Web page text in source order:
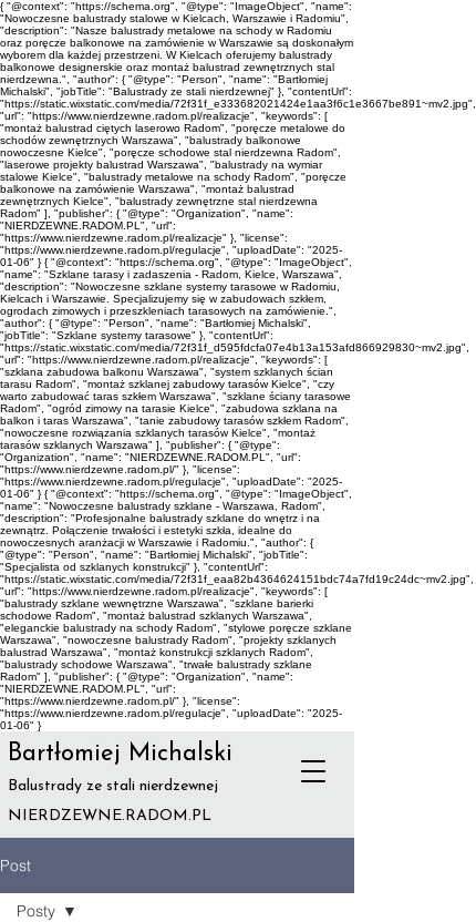
{ "@context": "https://schema.org", "@type": "ImageObject", "name":
"Nowoczesne balustrady stalowe w Kielcach, Warszawie i Radomiu",
"description": "Nasze balustrady metalowe na schody w Radomiu
oraz poręcze balkonowe na zamówienie w Warszawie są doskonałym
wyborem dla każdej przestrzeni. W Kielcach oferujemy balustrady
balkonowe designerskie oraz montaż balustrad zewnętrznych stal
nierdzewna.", "author": { "@type": "Person", "name": "Bartłomiej
Michalski", "jobTitle": "Balustrady ze stali nierdzewnej" }, "contentUrl":
"https://static.wixstatic.com/media/72f31f_e333682021424e1aa3f6c1e3667be891~mv2.jpg",
"url": "https://www.nierdzewne.radom.pl/realizacje", "keywords": [
"montaż balustrad ciętych laserowo Radom", "poręcze metalowe do
schodów zewnętrznych Warszawa", "balustrady balkonowe
nowoczesne Kielce", "poręcze schodowe stal nierdzewna Radom",
"laserowe projekty balustrad Warszawa", "balustrady na wymiar
stalowe Kielce", "balustrady metalowe na schody Radom", "poręcze
balkonowe na zamówienie Warszawa", "montaż balustrad
zewnętrznych Kielce", "balustrady zewnętrzne stal nierdzewna
Radom" ], "publisher": { "@type": "Organization", "name":
"NIERDZEWNE.RADOM.PL", "url":
"https://www.nierdzewne.radom.pl/realizacje" }, "license":
"https://www.nierdzewne.radom.pl/regulacje", "uploadDate": "2025-
01-06" } { "@context": "https://schema.org", "@type": "ImageObject",
"name": "Szklane tarasy i zadaszenia - Radom, Kielce, Warszawa",
"description": "Nowoczesne szklane systemy tarasowe w Radomiu,
Kielcach i Warszawie. Specjalizujemy się w zabudowach szkłem,
ogrodach zimowych i przeszkleniach tarasowych na zamówienie.",
"author": { "@type": "Person", "name": "Bartłomiej Michalski",
"jobTitle": "Szklane systemy tarasowe" }, "contentUrl":
"https://static.wixstatic.com/media/72f31f_d595fdcfa07e4b13a153afd866929830~mv2.jpg",
"url": "https://www.nierdzewne.radom.pl/realizacje", "keywords": [
"szklana zabudowa balkonu Warszawa", "system szklanych ścian
tarasu Radom", "montaż szklanej zabudowy tarasów Kielce", "czy
warto zabudować taras szkłem Warszawa", "szklane ściany tarasowe
Radom", "ogród zimowy na tarasie Kielce", "zabudowa szklana na
balkon i taras Warszawa", "tanie zabudowy tarasów szkłem Radom",
"nowoczesne rozwiązania szklanych tarasów Kielce", "montaż
tarasów szklanych Warszawa" ], "publisher": { "@type":
"Organization", "name": "NIERDZEWNE.RADOM.PL", "url":
"https://www.nierdzewne.radom.pl/" }, "license":
"https://www.nierdzewne.radom.pl/regulacje", "uploadDate": "2025-
01-06" } { "@context": "https://schema.org", "@type": "ImageObject",
"name": "Nowoczesne balustrady szklane - Warszawa, Radom",
"description": "Profesjonalne balustrady szklane do wnętrz i na
zewnątrz. Połączenie trwałości i estetyki szkła, idealne do
nowoczesnych aranżacji w Warszawie i Radomiu.", "author": {
"@type": "Person", "name": "Bartłomiej Michalski", "jobTitle":
"Specjalista od szklanych konstrukcji" }, "contentUrl":
"https://static.wixstatic.com/media/72f31f_eaa82b4364624151bdc74a7fd19c24dc~mv2.jpg",
"url": "https://www.nierdzewne.radom.pl/realizacje", "keywords": [
"balustrady szklane wewnętrzne Warszawa", "szklane barierki
schodowe Radom", "montaż balustrad szklanych Warszawa",
"eleganckie balustrady na schody Radom", "stylowe poręcze szklane
Warszawa", "nowoczesne balustrady Radom", "projekty szklanych
balustrad Warszawa", "montaż konstrukcji szklanych Radom",
"balustrady schodowe Warszawa", "trwałe balustrady szklane
Radom" ], "publisher": { "@type": "Organization", "name":
"NIERDZEWNE.RADOM.PL", "url":
"https://www.nierdzewne.radom.pl/" }, "license":
"https://www.nierdzewne.radom.pl/regulacje", "uploadDate": "2025-
01-06" }
Bartłomiej Michalski
Balustrady ze stali nierdzewnej
NIERDZEWNE.RADOM.PL
Post
Posty